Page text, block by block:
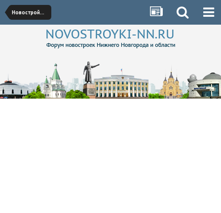
Новостройки Советского района